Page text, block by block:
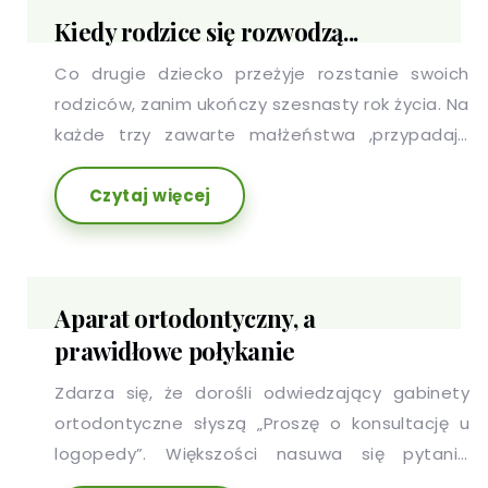
najbliższych, pracę, plany czy płynność
finansową.
Kiedy rodzice się rozwodzą...
Co drugie dziecko przeżyje rozstanie swoich
rodziców, zanim ukończy szesnasty rok życia. Na
każde trzy zawarte małżeństwa ,przypadają
dwa rozwody. Jedna czwarta dzieci doświadcza
stresu z powodu rozpadu rodziny. Jedno
dziecko na pięcioro mieszka z samotnym
Czytaj więcej
Aparat ortodontyczny, a
prawidłowe połykanie
Zdarza się, że dorośli odwiedzający gabinety
ortodontyczne słyszą „Proszę o konsultację u
logopedy”. Większości nasuwa się pytanie